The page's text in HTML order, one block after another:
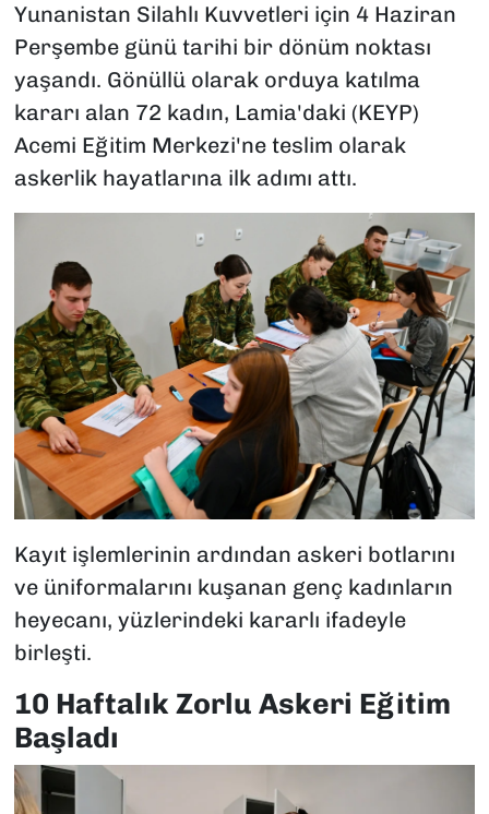
Yunanistan Silahlı Kuvvetleri için 4 Haziran
Perşembe günü tarihi bir dönüm noktası
yaşandı. Gönüllü olarak orduya katılma
kararı alan 72 kadın, Lamia'daki (KEYP)
Acemi Eğitim Merkezi'ne teslim olarak
askerlik hayatlarına ilk adımı attı.
Kayıt işlemlerinin ardından askeri botlarını
ve üniformalarını kuşanan genç kadınların
heyecanı, yüzlerindeki kararlı ifadeyle
birleşti.
10 Haftalık Zorlu Askeri Eğitim
Başladı